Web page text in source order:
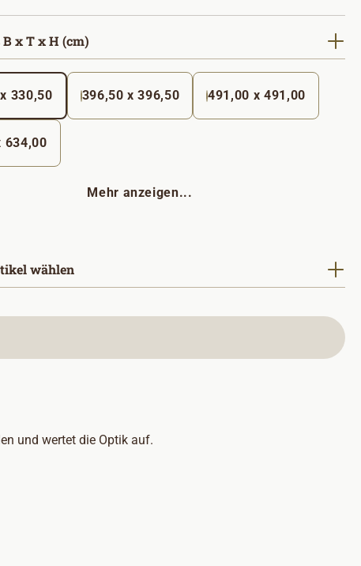
x T x H (cm)
330,50 396,50 x 396,50 491,00 x 491,00
634,00
Mehr anzeigen...
wählen
und wertet die Optik auf.